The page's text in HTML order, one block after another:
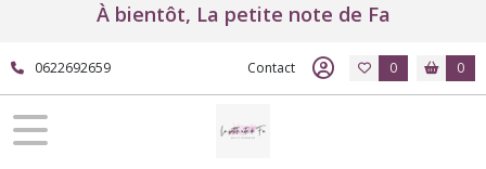
À bientôt, La petite note de Fa
0622692659 Contact 0 0